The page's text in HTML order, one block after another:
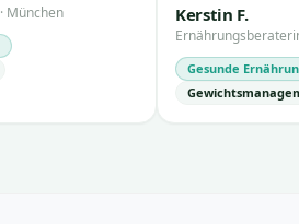
· München Kerstin F.
Gesunde